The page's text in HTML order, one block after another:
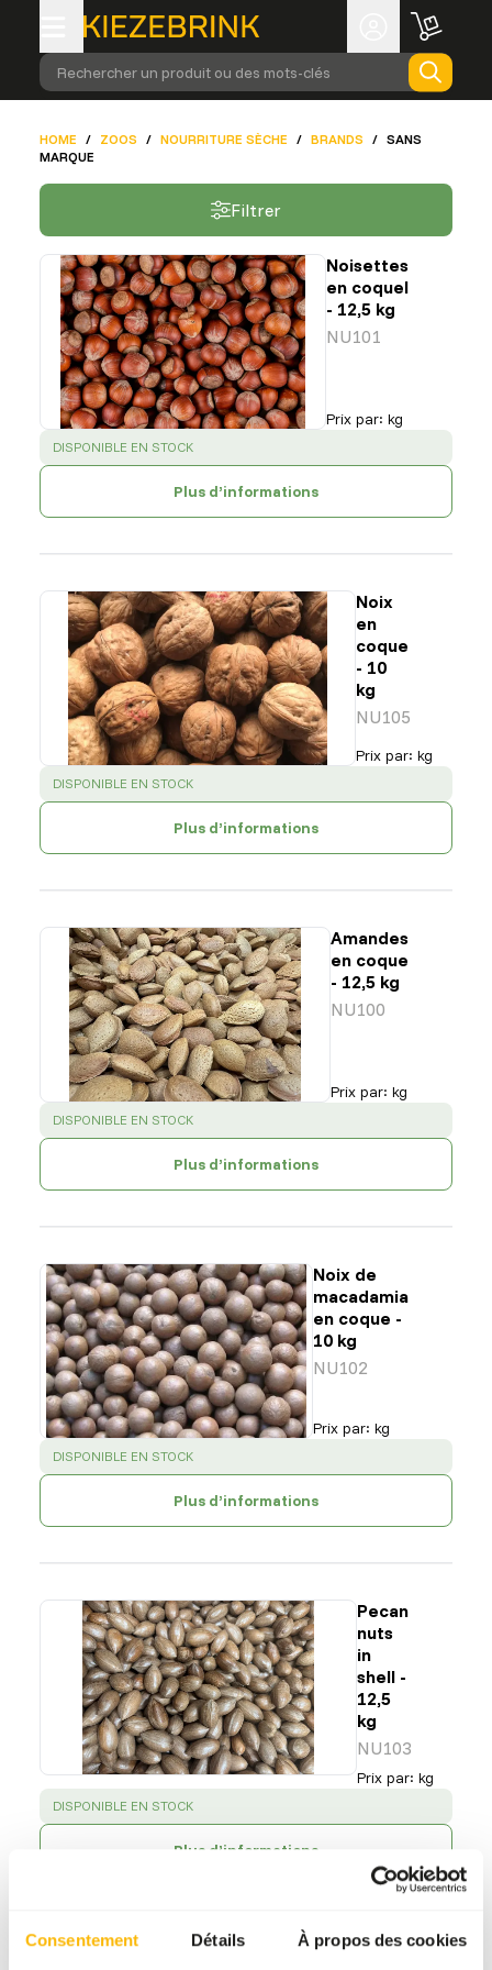
Consentement Détails À propos des cookies
Rechercher un produit ou des mots-clés
HOME / ZOOS / NOURRITURE SÈCHE / BRANDS / SANS
MARQUE
Filtrer
Noisettes
en coquel
- 12,5 kg
NU101
Prix par: kg
SUCCESS:
DISPONIBLE EN STOCK
Plus d’informations
Noix
en
coque
- 10
kg
NU105
Prix par: kg
SUCCESS:
DISPONIBLE EN STOCK
Plus d’informations
Amandes
en coque
- 12,5 kg
NU100
Prix par: kg
SUCCESS:
DISPONIBLE EN STOCK
Plus d’informations
Noix de
macadamia
en coque -
10 kg
NU102
Prix par: kg
SUCCESS:
DISPONIBLE EN STOCK
Plus d’informations
Pecan
nuts
in
shell -
12,5
kg
NU103
Prix par: kg
SUCCESS:
DISPONIBLE EN STOCK
Plus d’informations